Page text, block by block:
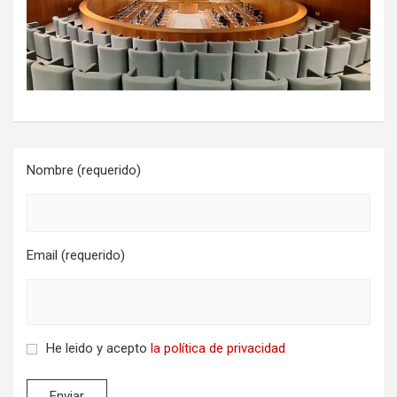
Nombre (requerido)
Email (requerido)
He leido y acepto la política de privacidad